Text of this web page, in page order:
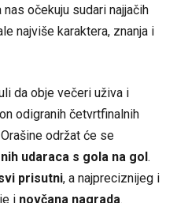
očekuju sudari najjačih
najviše karaktera, znanja i
da obje večeri uživa i
odigranih četvrtfinalnih
održat će se
udaraca s gola na gol.
prisutni, a najpreciznijeg i
i novčana nagrada.